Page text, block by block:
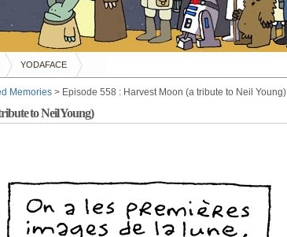
YODAFACE
Memories > Episode 558 : Harvest Moon (a tribute to Neil Young)
to Neil Young)